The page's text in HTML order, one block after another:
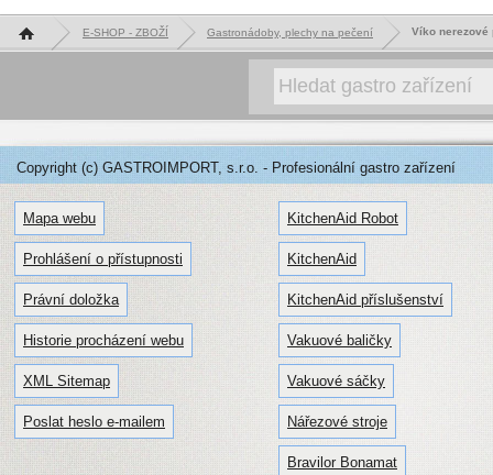
Hlavní stránka E-SHOP - ZBOŽÍ Gastronádoby, plechy na pečení Víko nerezové
Copyright (c) GASTROIMPORT, s.r.o. - Profesionální gastro zařízení
Mapa webu
Prohlášení o přístupnosti
Právní doložka
Historie procházení webu
XML Sitemap
Poslat heslo e-mailem
KitchenAid Robot
KitchenAid
KitchenAid příslušenství
Vakuové baličky
Vakuové sáčky
Nářezové stroje
Bravilor Bonamat